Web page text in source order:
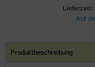
Lieferzeit:
Produktbeschreibung